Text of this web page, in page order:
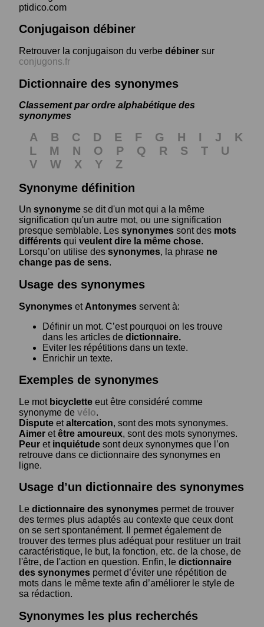
ptidico.com
Conjugaison débiner
Retrouver la conjugaison du verbe débiner sur
conjugons.fr
Dictionnaire des synonymes
Classement par ordre alphabétique des
synonymes
A B C D E F G H I J
K
L
M N O P Q R S T
U
V
W X Y
Z
Synonyme définition
Un synonyme se dit d'un mot qui a la même
signification qu'un autre mot, ou une signification
presque semblable. Les synonymes sont des mots
différents qui veulent dire la même chose.
Lorsqu’on utilise des synonymes, la phrase ne
change pas de sens.
Usage des synonymes
Synonymes et Antonymes servent à:
Définir un mot. C’est pourquoi on les trouve
dans les articles de dictionnaire.
Eviter les répétitions dans un texte.
Enrichir un texte.
Exemples de synonymes
Le mot bicyclette eut être considéré comme
synonyme de vélo.
Dispute etaltercation, sont des mots synonymes.
Aimer etêtre amoureux, sont des mots synonymes.
Peur et inquiétude sont deux synonymes que l’on
retrouve dans ce dictionnaire des synonymes en
ligne.
Usage d’un dictionnaire des synonymes
Le dictionnaire des synonymes permet de trouver
des termes plus adaptés au contexte que ceux dont
on se sert spontanément. Il permet également de
trouver des termes plus adéquat pour restituer un trait
caractéristique, le but, la fonction, etc. de la chose, de
l'être, de l'action en question. Enfin, le dictionnaire
des synonymes permet d’éviter une répétition de
mots dans le même texte afin d’améliorer le style de
sa rédaction.
Synonymes les plus recherchés